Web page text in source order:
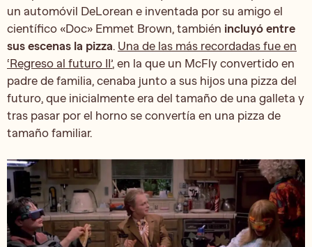
un automóvil DeLorean e inventada por su amigo el
científico «Doc» Emmet Brown, también incluyó entre
sus escenas la pizza. Una de las más recordadas fue en
‘Regreso al futuro II’, en la que un McFly convertido en
padre de familia, cenaba junto a sus hijos una pizza del
futuro, que inicialmente era del tamaño de una galleta y
tras pasar por el horno se convertía en una pizza de
tamaño familiar.